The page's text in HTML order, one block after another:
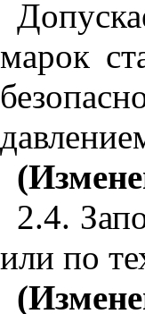
марок
2.4.
или по